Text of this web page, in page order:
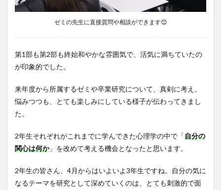
ゼミの先生に直接質問や相談ができます😊
第1部も第2部も終始和やかな雰囲気で、活気に満ちていたの
が印象的でした。
来年度から所属するゼミや卒業研究について、真剣に考え、
悩みつつも、とても楽しみにしている様子が伝わってきまし
た。
2年生それぞれがこれまでに学んできた心理学の中で「自分の
関心は何か」を改めて考える機会となったと思います。
2年生の皆さん、4月からはいよいよ3年生ですね。自分の気に
なるテーマを研究として深めていくのは、とても刺激的で面